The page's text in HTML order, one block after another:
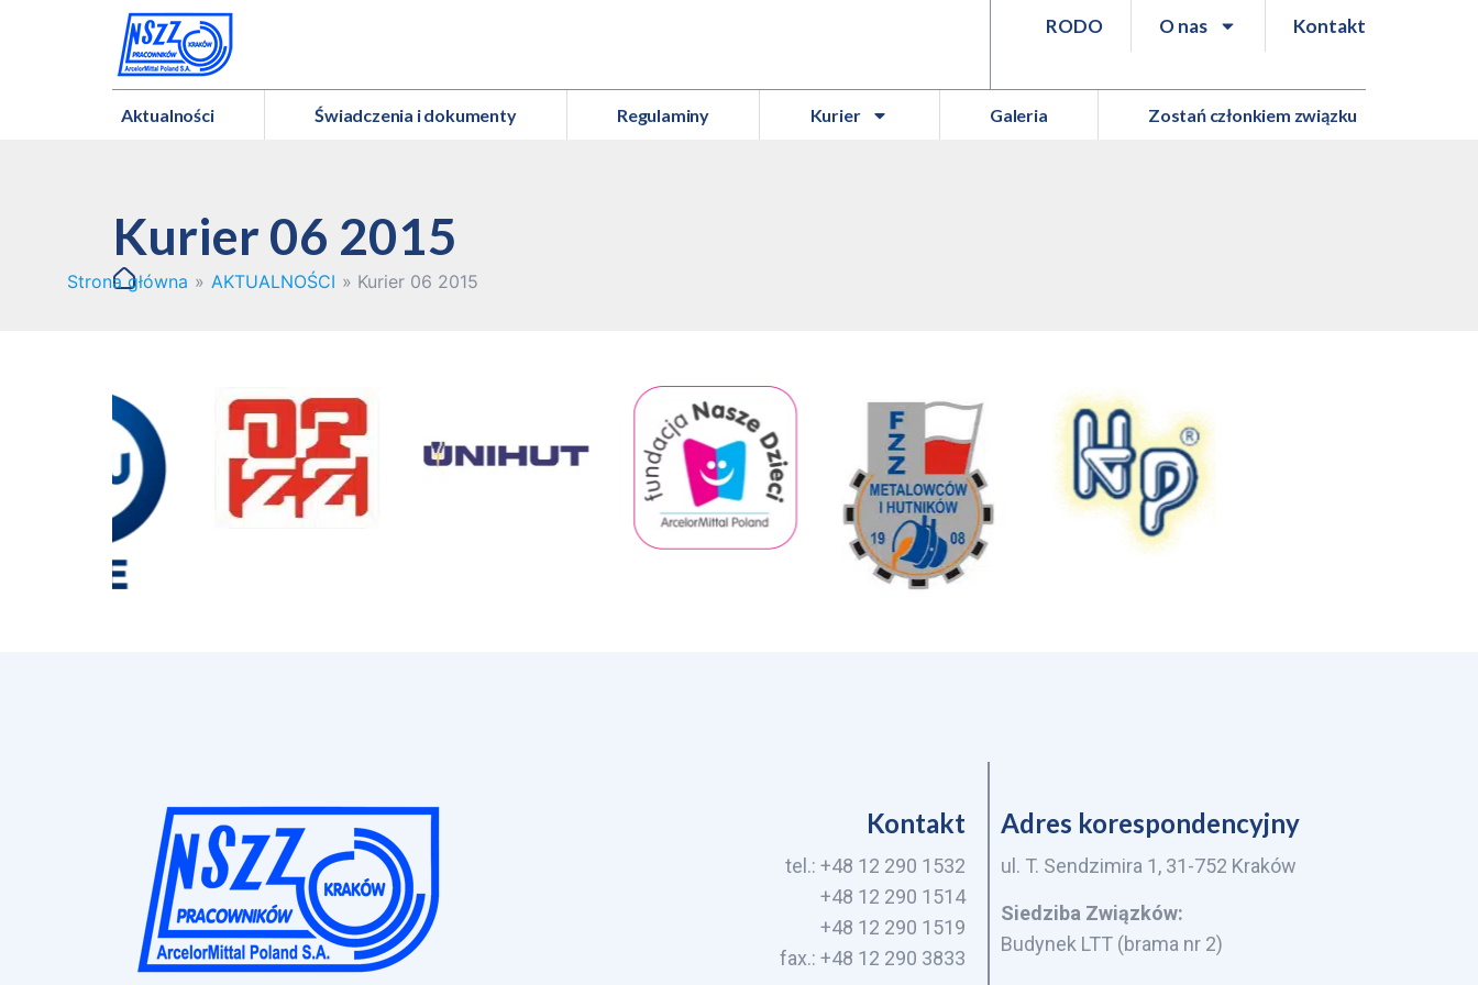
RODO O nas Kontakt
Aktualności Świadczenia i dokumenty Regulaminy Kurier Galeria Zostań członkiem związku
Kurier 06 2015
Strona główna » AKTUALNOŚCI » Kurier 06 2015
Kontakt
tel.: +48 12 290 1532
+48 12 290 1514
+48 12 290 1519
fax.: +48 12 290 3833
Adres korespondencyjny
ul. T. Sendzimira 1, 31-752 Kraków
Siedziba Związków:
Budynek LTT (brama nr 2)